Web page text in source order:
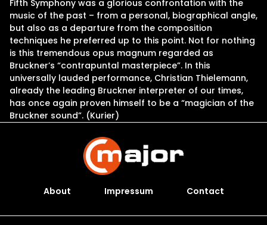
Fifth Symphony was a glorious confrontation with the
music of the past – from a personal, biographical angle,
but also as a departure from the composition
techniques he preferred up to this point. Not for nothing
is this tremendous opus magnum regarded as
Bruckner’s “contrapuntal masterpiece”. In this
universally lauded performance, Christian Thielemann,
already the leading Bruckner interpreter of our times,
has once again proven himself to be a “magician of the
Bruckner sound”. (Kurier)
About Impressum Contact